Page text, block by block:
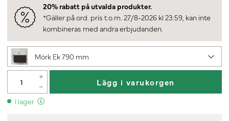
20% rabatt på utvalda produkter.
*Gäller på ord. pris t.o.m. 27/8-2026 kl 23:59, kan inte
kombineras med andra erbjudanden.
Mörk Ek 790 mm
Lägg i varukorgen
I lager